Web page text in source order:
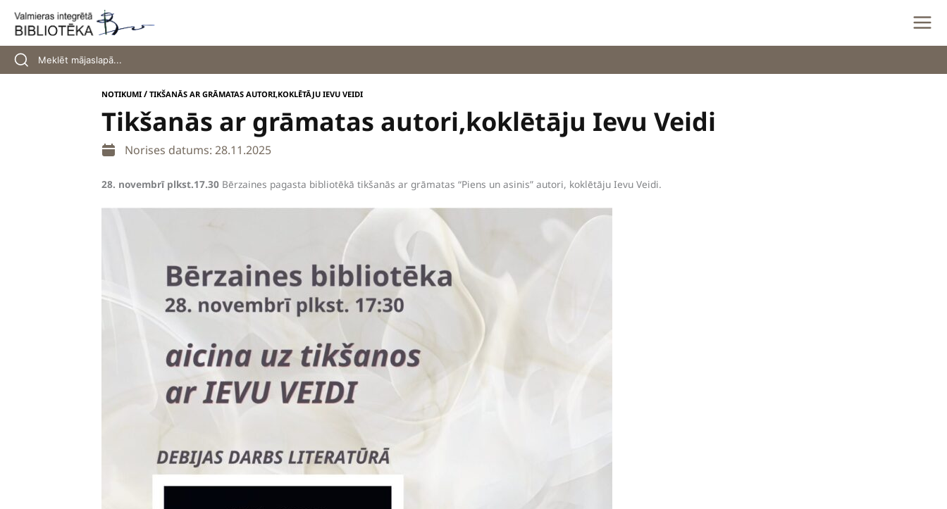
content
NOTIKUMI /TIKŠANĀS AR GRĀMATAS AUTORI,KOKLĒTĀJU IEVU VEIDI
Tikšanās ar grāmatas autori,koklētāju Ievu Veidi
Norises datums: 28.11.2025
28. novembrī plkst.17.30 Bērzaines pagasta bibliotēkā tikšanās ar grāmatas “Piens un asinis” autori, koklētāju Ievu Veidi.